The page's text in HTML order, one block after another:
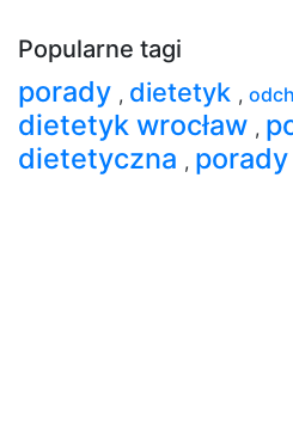
Popularne tagi
porady , dietetyk ,
dietetyk wrocław ,
dietetyczna ,